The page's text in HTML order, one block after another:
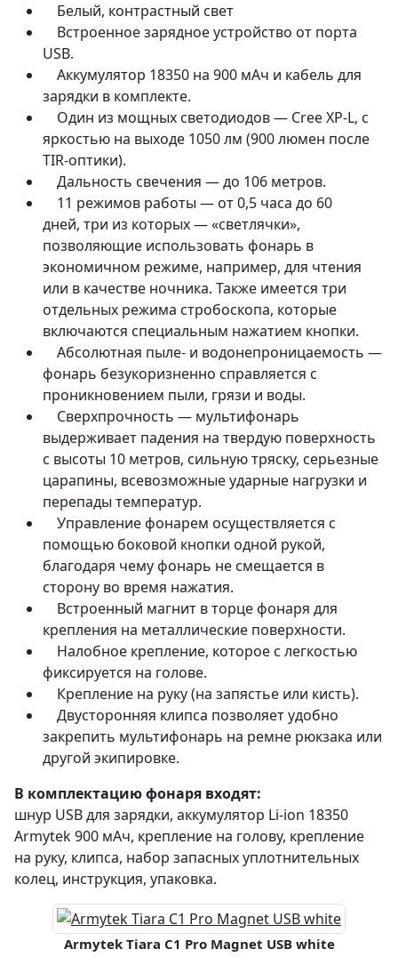
Белый, контрастный свет
Встроенное зарядное устройство от порта
USB.
Аккумулятор 18350 на 900 мАч и кабель для
зарядки в комплекте.
Один из мощных светодиодов — Cree XP-L, с
яркостью на выходе 1050 лм (900 люмен после
TIR-оптики).
Дальность свечения — до 106 метров.
11 режимов работы — от 0,5 часа до 60
дней, три из которых — «светлячки»,
позволяющие использовать фонарь в
экономичном режиме, например, для чтения
или в качестве ночника. Также имеется три
отдельных режима стробоскопа, которые
включаются специальным нажатием кнопки.
Абсолютная пыле- и водонепроницаемость —
фонарь безукоризненно справляется с
проникновением пыли, грязи и воды.
Сверхпрочность — мультифонарь
выдерживает падения на твердую поверхность
с высоты 10 метров, сильную тряску, серьезные
царапины, всевозможные ударные нагрузки и
перепады температур.
Управление фонарем осуществляется с
помощью боковой кнопки одной рукой,
благодаря чему фонарь не смещается в
сторону во время нажатия.
Встроенный магнит в торце фонаря для
крепления на металлические поверхности.
Налобное крепление, которое с легкостью
фиксируется на голове.
Крепление на руку (на запястье или кисть).
Двусторонняя клипса позволяет удобно
закрепить мультифонарь на ремне рюкзака или
другой экипировке.
В комплектацию фонаря входят:
шнур USB для зарядки, аккумулятор Li-ion 18350
Armytek 900 мАч, крепление на голову, крепление
на руку, клипса, набор запасных уплотнительных
колец, инструкция, упаковка.
Armytek Tiara C1 Pro Magnet USB white